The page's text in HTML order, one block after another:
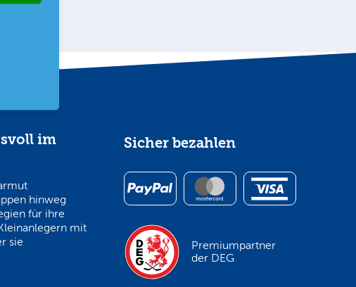
im
hinweg
für ihre
mit
sie
Sicher bezahlen
Premiumpartner
der DEG